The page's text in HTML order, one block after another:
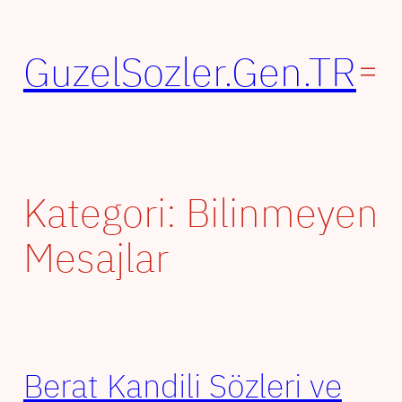
GuzelSozler.Gen.TR
Kategori: Bilinmeyen
Mesajlar
Berat Kandili Sözleri ve